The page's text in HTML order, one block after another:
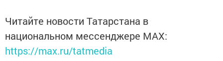
Читайте новости Татарстана в
национальном мессенджере MАХ:
https://max.ru/tatmedia